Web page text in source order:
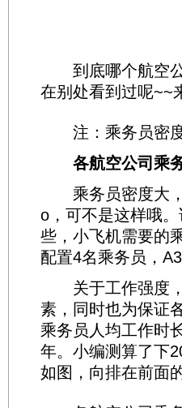
到底哪个航空公
在别处看到过呢~~
注：乘务员密度
各航空公司乘务
乘务员密度大，
o，可不是这样哦
些，小飞机需要的
配置4名乘务员，
关于工作强度，
素，同时也为保证
乘务员人均工作时
年。小编测算了下
如图，向排在前面